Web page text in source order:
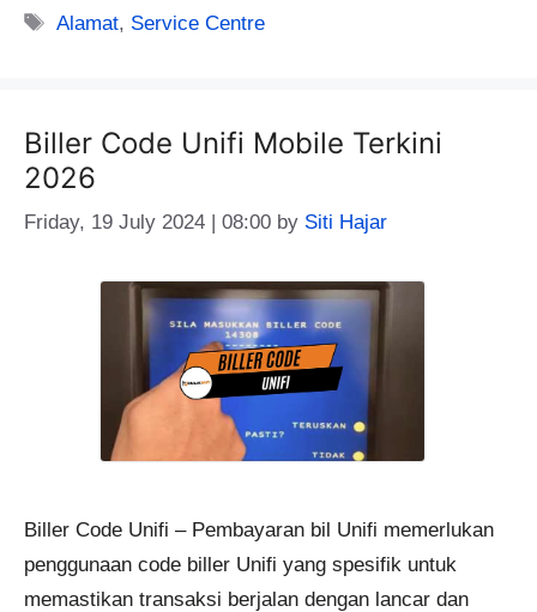
Tags
Alamat, Service Centre
Biller Code Unifi Mobile Terkini
2026
Friday, 19 July 2024 | 08:00 by Siti Hajar
Biller Code Unifi – Pembayaran bil Unifi memerlukan
penggunaan code biller Unifi yang spesifik untuk
memastikan transaksi berjalan dengan lancar dan